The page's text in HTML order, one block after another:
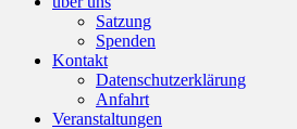
Satzung
Spenden
Kontakt
Datenschutzerklärung
Anfahrt
Veranstaltungen